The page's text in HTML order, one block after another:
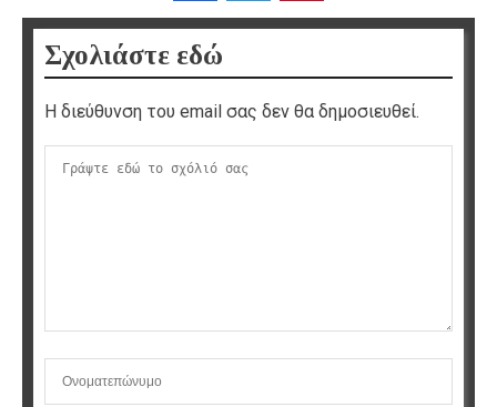
Σχολιάστε εδώ
Η διεύθυνση του email σας δεν θα δημοσιευθεί.